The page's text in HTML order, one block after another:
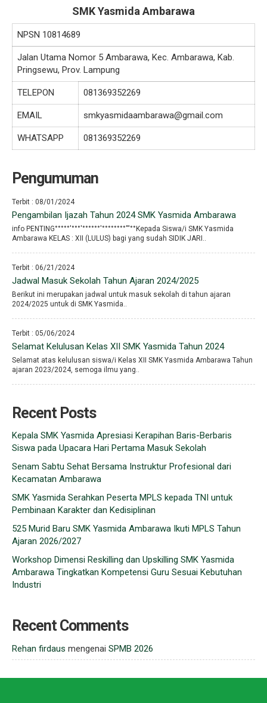
SMK Yasmida Ambarawa
NPSN 10814689
Jalan Utama Nomor 5 Ambarawa, Kec. Ambarawa, Kab.
Pringsewu, Prov. Lampung
TELEPON 081369352269
EMAIL smkyasmidaambarawa@gmail.com
WHATSAPP 081369352269
Pengumuman
Terbit : 08/01/2024
Pengambilan Ijazah Tahun 2024 SMK Yasmida Ambarawa
info PENTING°°°°°′°°°′°°°°°°′°°°°°°°°′′′°°Kepada Siswa/i SMK Yasmida
Ambarawa KELAS : XII (LULUS) bagi yang sudah SIDIK JARI..
Terbit : 06/21/2024
Jadwal Masuk Sekolah Tahun Ajaran 2024/2025
Berikut ini merupakan jadwal untuk masuk sekolah di tahun ajaran
2024/2025 untuk di SMK Yasmida..
Terbit : 05/06/2024
Selamat Kelulusan Kelas XII SMK Yasmida Tahun 2024
Selamat atas kelulusan siswa/i Kelas XII SMK Yasmida Ambarawa Tahun
ajaran 2023/2024, semoga ilmu yang..
Recent Posts
Kepala SMK Yasmida Apresiasi Kerapihan Baris-Berbaris
Siswa pada Upacara Hari Pertama Masuk Sekolah
Senam Sabtu Sehat Bersama Instruktur Profesional dari
Kecamatan Ambarawa
SMK Yasmida Serahkan Peserta MPLS kepada TNI untuk
Pembinaan Karakter dan Kedisiplinan
525 Murid Baru SMK Yasmida Ambarawa Ikuti MPLS Tahun
Ajaran 2026/2027
Workshop Dimensi Reskilling dan Upskilling SMK Yasmida
Ambarawa Tingkatkan Kompetensi Guru Sesuai Kebutuhan
Industri
Recent Comments
Rehan firdaus mengenai SPMB 2026